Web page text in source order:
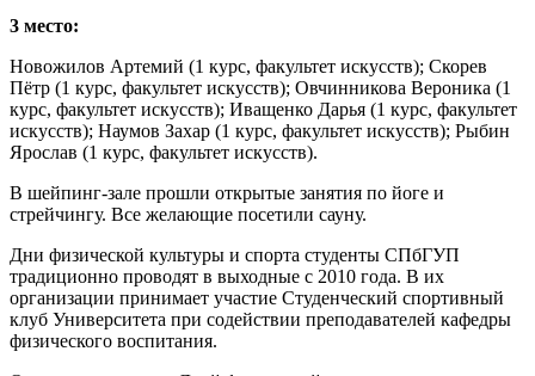
3 место:
Новожилов Артемий (1 курс, факультет искусств); Скорев
Пётр (1 курс, факультет искусств); Овчинникова Вероника (1
курс, факультет искусств); Иващенко Дарья (1 курс, факультет
искусств); Наумов Захар (1 курс, факультет искусств); Рыбин
Ярослав (1 курс, факультет искусств).
В шейпинг-зале прошли открытые занятия по йоге и
стрейчингу. Все желающие посетили сауну.
Дни физической культуры и спорта студенты СПбГУП
традиционно проводят в выходные с 2010 года. В их
организации принимает участие Студенческий спортивный
клуб Университета при содействии преподавателей кафедры
физического воспитания.